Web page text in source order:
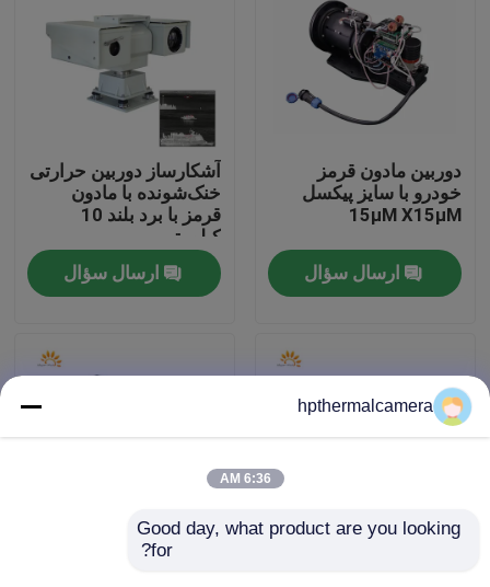
محصولات
درباره ما
تور کارخانه
کنترل کیفیت
با ما تماس بگیرید
پرونده ها
دوربین مادون قرمز
خودرو با سایز پیکسل
15μM X15μM
ارسال سؤال
آشکارساز دوربین حرارتی
خنک‌شونده با مادون
قرمز با برد بلند 10
کیلومتر
ارسال سؤال
دوربین حرارتی
hpthermalcamera
6:36 AM
Good day, what product are you looking
for?